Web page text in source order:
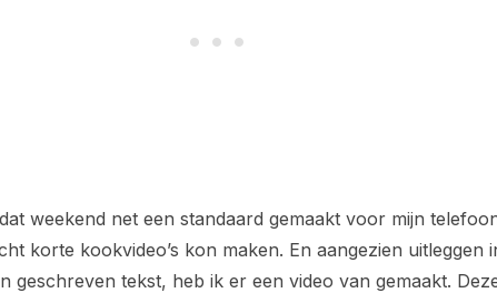
weekend net een standaard gemaakt voor mijn
korte kookvideo’s kon maken. En aangezien uitleggen
geschreven tekst, heb ik er een video van gemaakt.